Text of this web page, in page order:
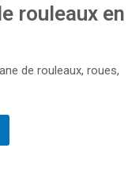
rouleaux en
de rouleaux, roues,